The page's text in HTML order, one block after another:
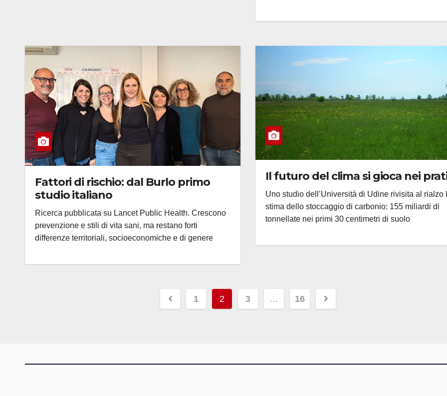
Fattori di rischio: dal Burlo primo
studio italiano
Ricerca pubblicata su Lancet Public Health. Crescono
prevenzione e stili di vita sani, ma restano forti
differenze territoriali, socioeconomiche e di genere
Il futuro del clima si gioca nei
Uno studio dell’Università di Udine rivisita al rialzo
stima dello stoccaggio di carbonio: 155 miliardi di
tonnellate nei primi 30 centimetri di suolo
Paginazione
degli
1 2 3 … 16